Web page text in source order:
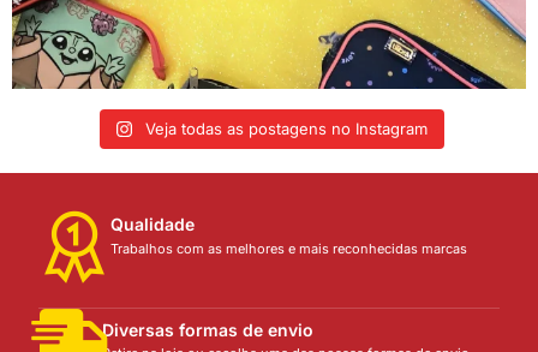
Veja todas as postagens no Instagram
Qualidade
Trabalhos com as melhores e mais reconhecidas marcas
Diversas formas de envio